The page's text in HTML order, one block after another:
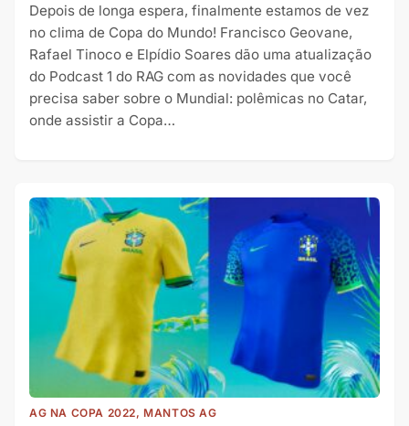
Depois de longa espera, finalmente estamos de vez
no clima de Copa do Mundo! Francisco Geovane,
Rafael Tinoco e Elpídio Soares dão uma atualização
do Podcast 1 do RAG com as novidades que você
precisa saber sobre o Mundial: polêmicas no Catar,
onde assistir a Copa…
AG NA COPA 2022, MANTOS AG